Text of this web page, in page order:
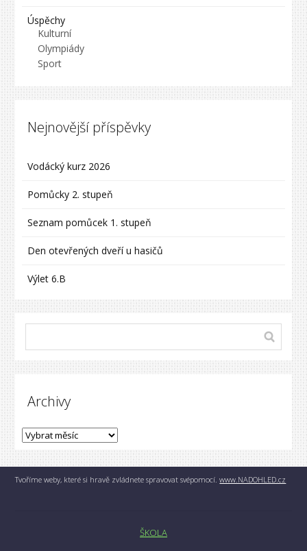
Úspěchy
Kulturní
Olympiády
Sport
Nejnovější příspěvky
Vodácký kurz 2026
Pomůcky 2. stupeň
Seznam pomůcek 1. stupeň
Den otevřených dveří u hasičů
Výlet 6.B
Archivy
Tvoříme weby, které si hravě zvládnete spravovat svépomocí.www.NADOHLED.cz
ŠKOLA